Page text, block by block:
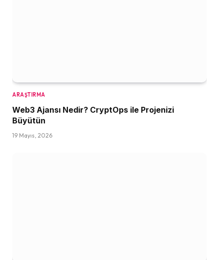
ARAŞTIRMA
Web3 Ajansı Nedir? CryptOps ile Projenizi
Büyütün
19 Mayıs, 2026